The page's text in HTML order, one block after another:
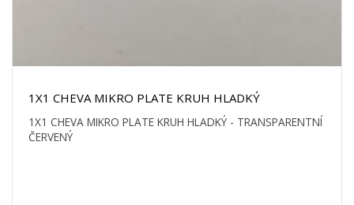
1X1 CHEVA MIKRO PLATE KRUH HLADKÝ
1X1 CHEVA MIKRO PLATE KRUH HLADKÝ - TRANSPARENTNÍ
ČERVENÝ